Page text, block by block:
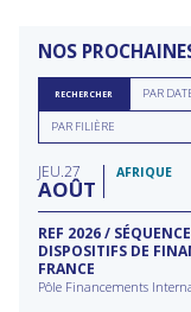
NOS
RECHERCHER
parPAR
Rechercher
parPAR FILIÈRE
JEU 27
AOÛT
AFRIQUE
REF 2026 /
DISPOSITIFS DE
FRANCE
Pôle Financements